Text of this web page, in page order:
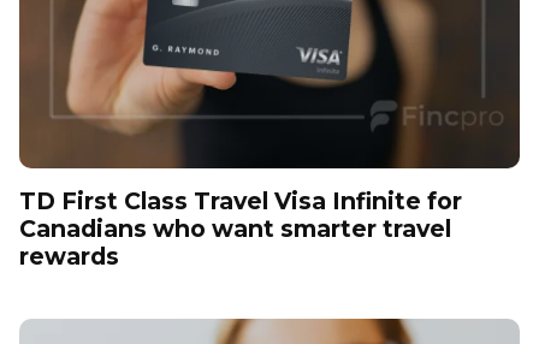
TD First Class Travel Visa Infinite for
Canadians who want smarter travel
rewards